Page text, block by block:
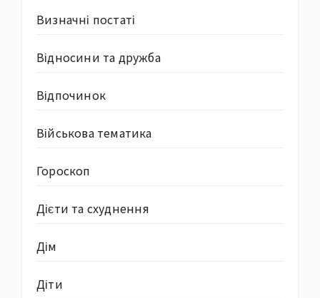
Визначні постаті
Відносини та дружба
Відпочинок
Військова тематика
Гороскоп
Дієти та схуднення
Дім
Діти